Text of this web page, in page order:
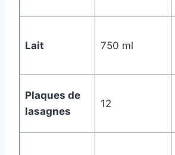
Lait 750 ml
Plaques de
lasagnes
12